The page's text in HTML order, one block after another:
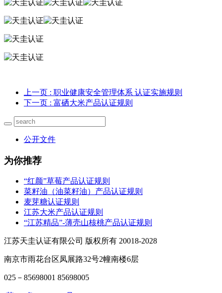
上一页 : 职业健康安全管理体系 认证实施规则
下一页 : 富硒大米产品认证规则
公开文件
为你推荐
“红颜”草莓产品认证规则
菜籽油（油菜籽油）产品认证规则
麦芽糖认证规则
江苏大米产品认证规则
“江苏精品”-薄壳山核桃产品认证规则
江苏天圭认证有限公司 版权所有 20018-2028
南京市雨花台区凤展路32号2幢南楼6层
025－85698001 85698005